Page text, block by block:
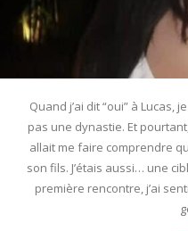
Quand j’ai dit “oui” à Lucas,
pas une dynastie. Et
allait me faire comprendre
son fils. J’étais aussi… une
première rencontre, j’ai